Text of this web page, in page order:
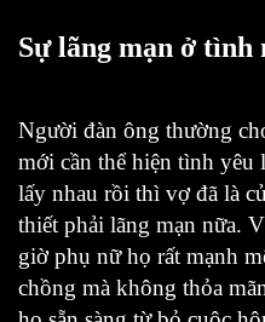
Sự lãng mạn ở tình
Người đàn ông thường
mới cần thể hiện tình
lấy nhau rồi thì vợ đã là
thiết phải lãng mạn nữa.
giờ phụ nữ họ rất mạnh
chồng mà không thỏa